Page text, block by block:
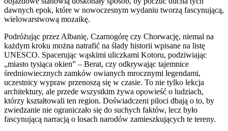
dawnych epok, które w nowoczesnym wydaniu tworzą fascynującą,
wielowarstwową mozaikę.
Podróżując przez Albanię, Czarnogórę czy Chorwację, niemal na
każdym kroku można natrafić na ślady historii wpisane na listę
UNESCO. Spacerując wąskimi uliczkami Kotoru, podziwiając
„miasto tysiąca okien” – Berat, czy odkrywając tajemnice
średniowiecznych zamków owianych mrocznymi legendami,
uczestnicy wypraw przenoszą się w czasie. To nie tylko lekcja
architektury, ale przede wszystkim żywa opowieść o ludziach,
którzy kształtowali ten region. Doświadczeni piloci dbają o to, by
zwiedzanie nie ograniczało się do suchych faktów, lecz było
fascynującą narracją o losach narodów zamieszkujących te tereny.